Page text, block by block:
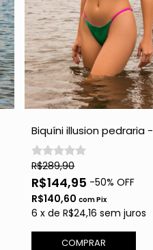
Biquíni illusion pedraria -
Folhagem
R$289,90
R$144,95 -50% OFF
R$140,60comPix
6 xdeR$24,16 sem juros
COMPRAR